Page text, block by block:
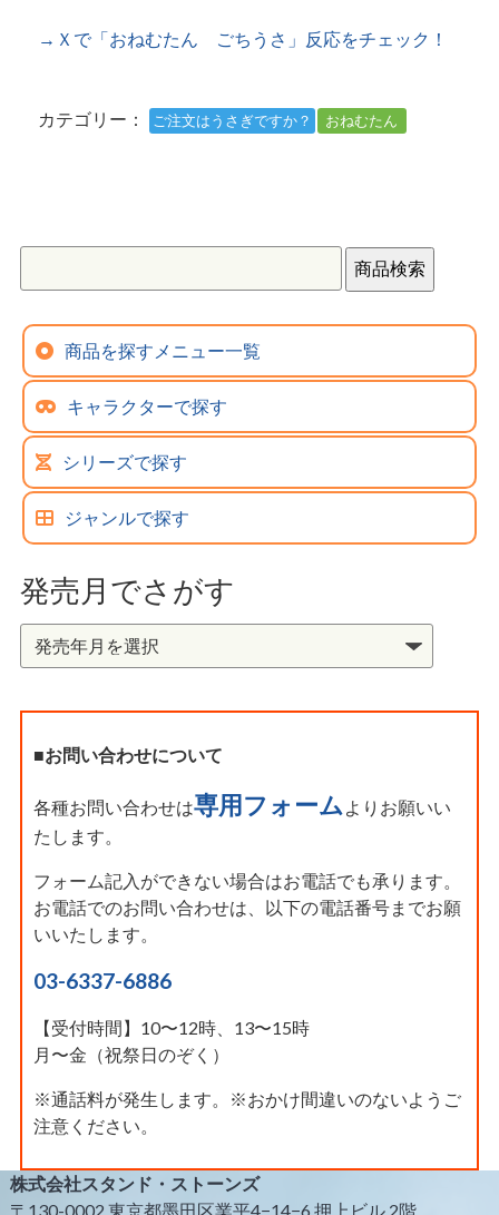
→Ｘで「おねむたん ごちうさ」反応をチェック！
カテゴリー： ご注文はうさぎですか？ おねむたん
商品を探すメニュー一覧
キャラクターで探す
シリーズで探す
ジャンルで探す
発売月でさがす
■お問い合わせについて
各種お問い合わせは専用フォーム よりお願いい
たします。
フォーム記入ができない場合はお電話でも承ります。
お電話でのお問い合わせは、以下の電話番号までお願
いいたします。
03-6337-6886
【受付時間】10〜12時、13〜15時
月〜金（祝祭日のぞく）
※通話料が発生します。※おかけ間違いのないようご
注意ください。
株式会社スタンド・ストーンズ
〒130-0002 東京都墨田区業平4−14−6 押上ビル 2階